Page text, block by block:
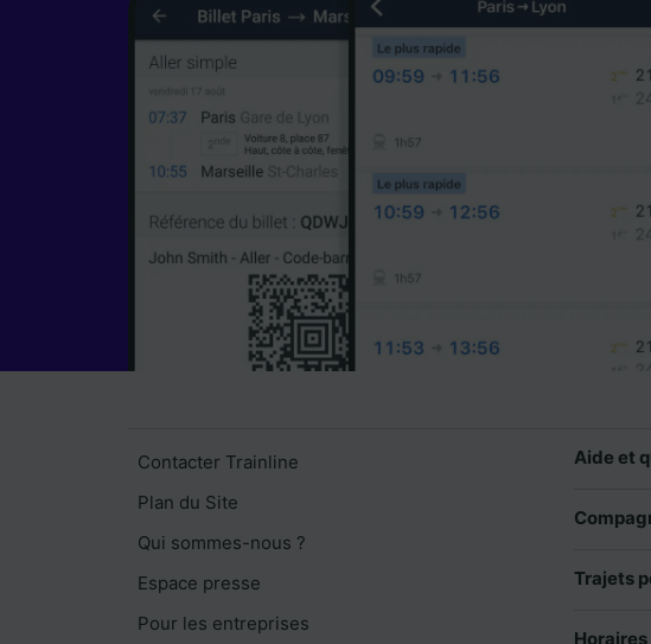
Contacter Trainline
Plan du Site
Qui sommes-nous ?
Espace presse
Pour les entreprises
Aide et
Trajets